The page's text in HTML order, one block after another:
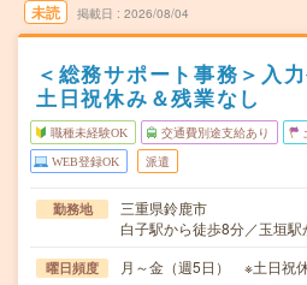
未読 掲載日 2026/08/04
＜総務サポート事務＞入
土日祝休み＆残業なし
職種未経験OK 交通費別途支給あり
WEB登録OK 派遣
勤務地
三重県鈴鹿市
白子駅から徒歩8分／玉垣
曜日頻度 月～金（週5日） ※土日祝